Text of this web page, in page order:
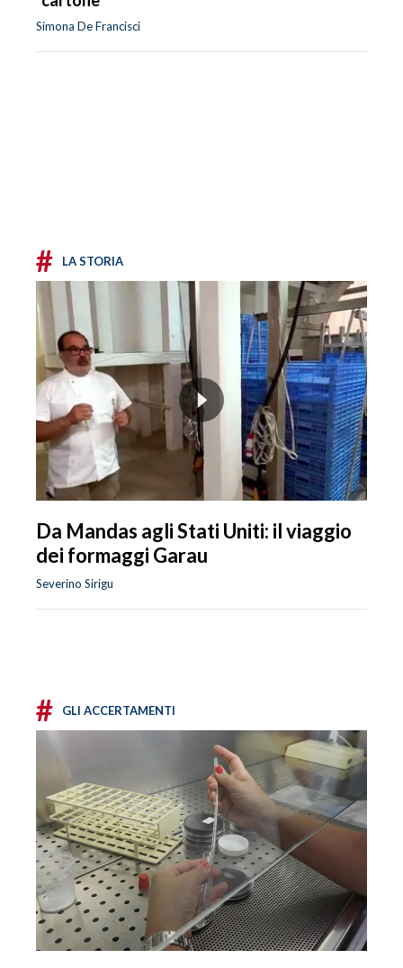
Simona De Francisci
# LA STORIA
Da Mandas agli Stati Uniti: il viaggio
dei formaggi Garau
Severino Sirigu
# GLI ACCERTAMENTI